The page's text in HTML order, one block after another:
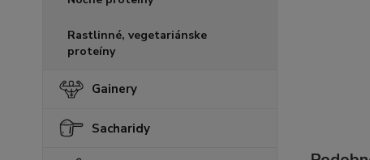
Rastlinné, vegetariánske
proteíny
Gainery
Sacharidy